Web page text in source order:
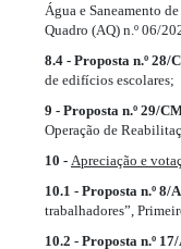
Água e Saneamento
Quadro (AQ) n.º 06/
8.4 - Proposta n.º 28/
de edifícios escolares;
9 - Proposta n.º 29/
Operação de
10 - Apreciação e
10.1 - Proposta n.º 8/
trabalhadores”,
10.2 - Proposta n.º